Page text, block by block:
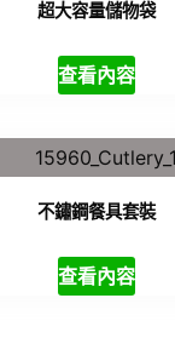
超大容量儲物袋
查看內容
不鏽鋼餐具套裝
查看內容